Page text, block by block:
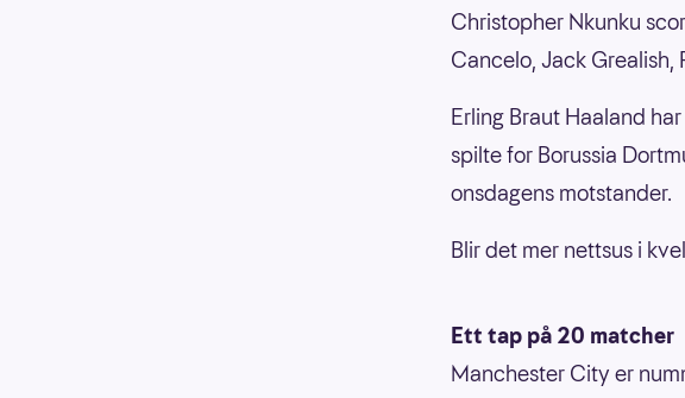
Christopher Nkunku
Cancelo, Jack
Erling Braut Haaland
spilte for Borussia
onsdagens motstander.
Blir det mer nettsus i
Ett tap på 20 matcher
Manchester City er